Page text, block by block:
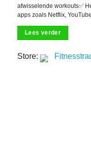
afwisselende workouts✅
apps zoals Netflix,
Lees verder
Store: